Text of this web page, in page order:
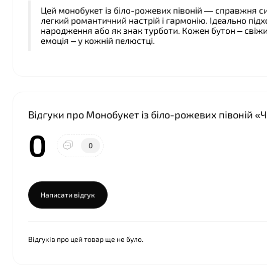
Цей монобукет із біло-рожевих півоній — справжня
легкий романтичний настрій і гармонію. Ідеально
народження або як знак турботи. Кожен бутон –
емоція – у кожній пелюстці.
Відгуки про Монобукет із біло-рожевих півоній
0 0
Написати відгук
Відгуків про цей товар ще не було.